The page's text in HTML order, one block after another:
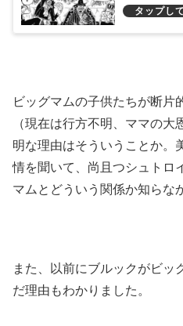
ビッグマムの子供たちが断片
（現在は行方不明、ママの
明な理由はそういうことか。
情を聞いて、尚且つシュトロ
マムとどういう関係か知らな
また、以前にブルックがビッ
だ理由もわかりました。